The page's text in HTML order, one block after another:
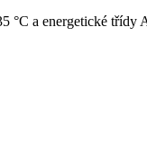
a energetické